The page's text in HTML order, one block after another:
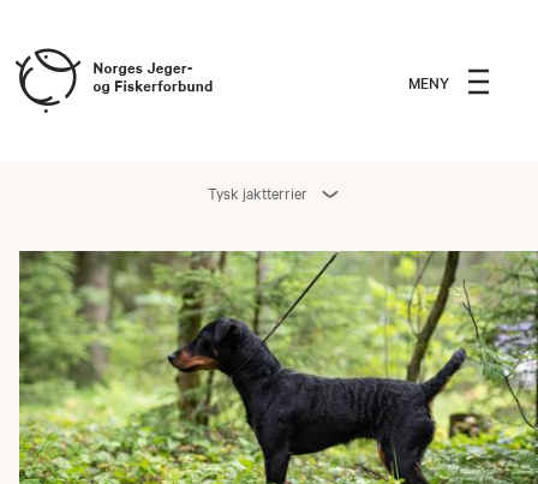
MENY
Tysk jaktterrier